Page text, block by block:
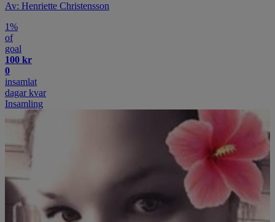
Av: Henriette Christensson
1%
of
goal
100 kr
0
insamlat
dagar kvar
Insamling